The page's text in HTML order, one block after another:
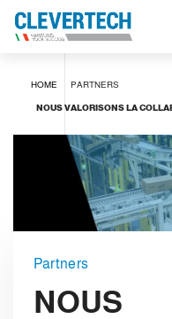
HOME PARTNERS
NOUS VALORISONS LA
Partners
NOUS